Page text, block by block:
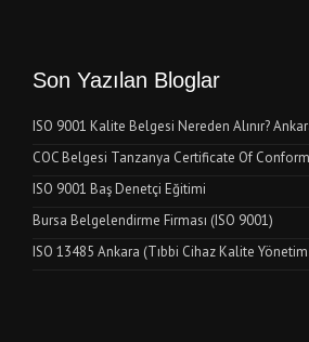
Son Yazılan Bloglar
ISO 9001 Kalite Belgesi Nereden Alınır?
COC Belgesi Tanzanya Certificate Of
ISO 9001 Baş Denetçi Eğitimi
Bursa Belgelendirme Firması (ISO 9001)
ISO 13485 Ankara (Tıbbi Cihaz Kalite